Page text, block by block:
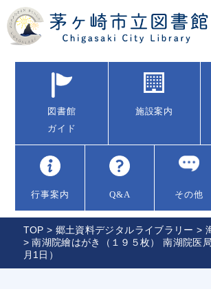
図書館
ガイド
施設案内
行事案内 Q&A その他
TOP > 郷土資料デジタルライブラリー >
> 南湖院繪はがき（１９５枚） 南湖院医
月1日）